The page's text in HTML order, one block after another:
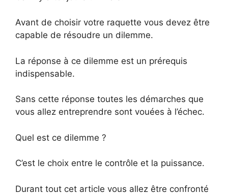
Avant de choisir votre raquette vous devez être
capable de résoudre un dilemme.
La réponse à ce dilemme est un prérequis
indispensable.
Sans cette réponse toutes les démarches que
vous allez entreprendre sont vouées à l’échec.
Quel est ce dilemme ?
C’est le choix entre le contrôle et la puissance.
Durant tout cet article vous allez être confronté